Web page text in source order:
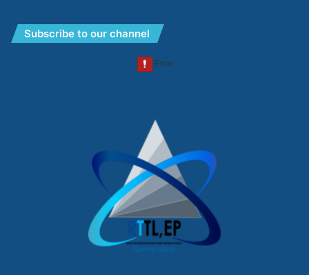
Subscribe to our channel